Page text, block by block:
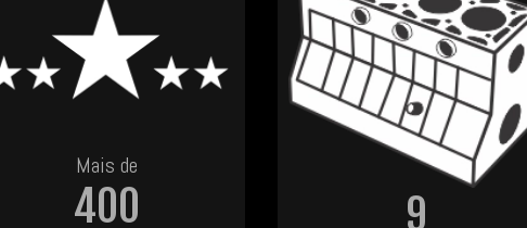
Mais de
400 9